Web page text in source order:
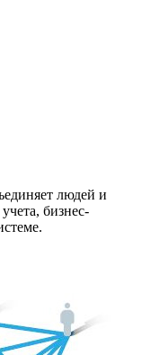
людей и
бизнес-